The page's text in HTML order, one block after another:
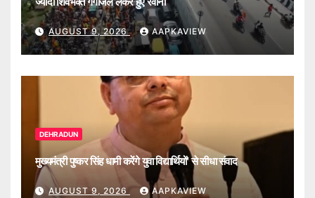
AUGUST 9, 2026 AAPKAVIEW
DEHRADUN
मुख्यमंत्री पुष्कर सिंह धामी करेंगे युवा विद्यार्थियों’ से सीधा संवाद
AUGUST 9, 2026 AAPKAVIEW